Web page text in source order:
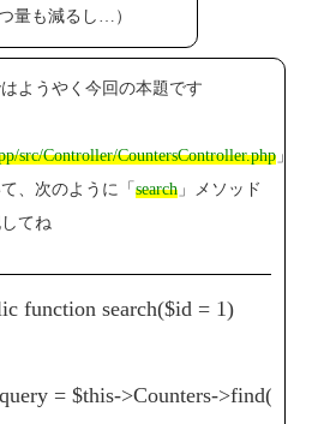
量も減るし…）
ようやく今回の本題です
src/Controller/CountersController.php」
、次のように「 search」メソッド
てね
function search($id = 1)
= $this->Counters->find();